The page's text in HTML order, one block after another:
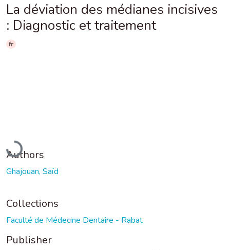
La déviation des médianes incisives
: Diagnostic et traitement
fr
Loading...
Authors
Ghajouan, Saïd
Collections
Faculté de Médecine Dentaire - Rabat
Publisher